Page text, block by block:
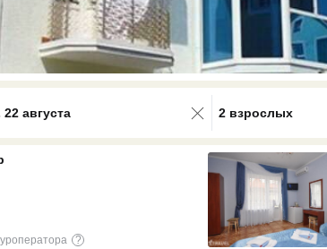
22 августа
0 results available.
2 взрослых
?